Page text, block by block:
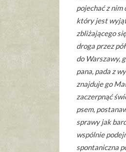
pojechać z nim
który jest
zbliżającego
droga przez
do Warszawy,
pana, pada z
znajduje go
zaczerpnąć
psem,
sprawy jak
wspólnie
spontaniczna